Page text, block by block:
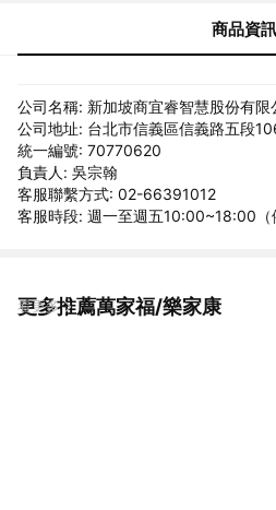
商品資訊
公司名稱: 新加坡商宜睿智慧股份有限
公司地址: 台北市信義區信義路五段
統一編號: 70770620
負責人: 吳宗翰
客服聯繫方式: 02-66391012
客服時段: 週一至週五10:00~18:00（
更多推薦萬家福/樂家康
看更多